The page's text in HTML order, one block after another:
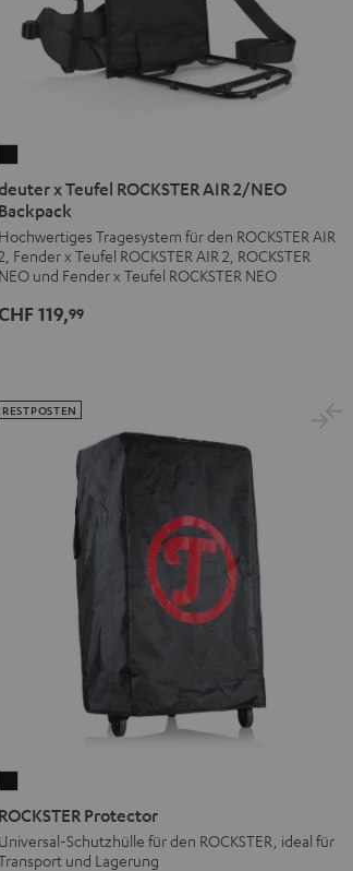
Teufel
ROCKSTER
AIR
2/NEO
Backpack
x Teufel ROCKSTER AIR 2/NEO
Backpack
Hochwertiges Tragesystem für den ROCKSTER AIR
Fender x Teufel ROCKSTER AIR 2, ROCKSTER
NEO und Fender x Teufel ROCKSTER NEO
119,99
Protector
Schwarz
ROCKSTER Protector
Universal-Schutzhülle für den ROCKSTER, ideal für
und Lagerung
RESTPOSTEN